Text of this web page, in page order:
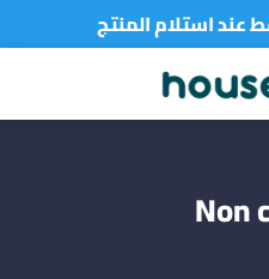
عند استلام المنتج
Non